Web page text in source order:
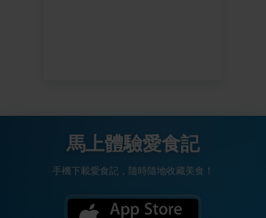
馬上體驗愛食記
手機下載愛食記，隨時隨地收藏美食！